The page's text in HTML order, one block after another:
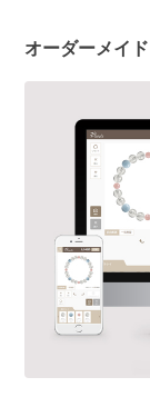
オーダーメイド